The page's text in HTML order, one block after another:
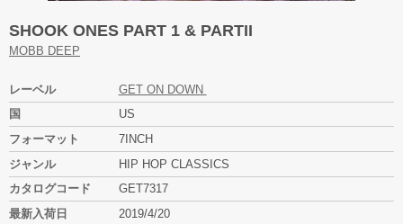
SHOOK ONES PART 1 & PARTII
MOBB DEEP
レーベル
GET ON DOWN
国
US
フォーマット
7INCH
ジャンル
HIP HOP CLASSICS
カタログコード
GET7317
最新入荷日
2019/4/20